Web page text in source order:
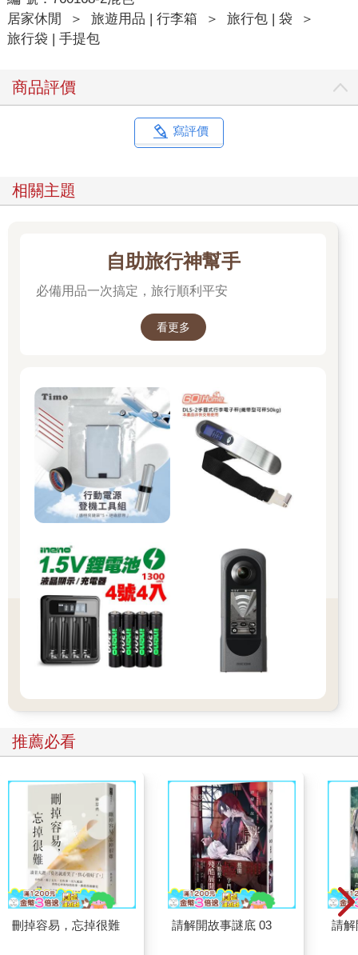
居家休閒
＞ 旅遊用品 | 行李箱 ＞ 旅行包 | 袋
＞
旅行袋 | 手提包
商品評價
寫評價
相關主題
自助旅行神幫手
必備用品一次搞定，旅行順利平安
看更多
推薦必看
刪掉容易，忘掉很難 請解開故事謎底 03 請解